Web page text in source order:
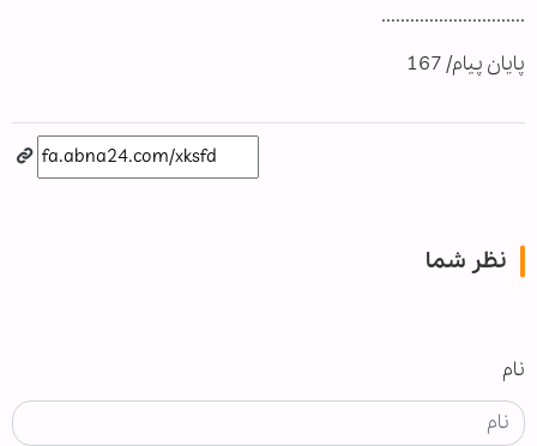
..............................
پایان پیام/ 167
نظر شما
نام